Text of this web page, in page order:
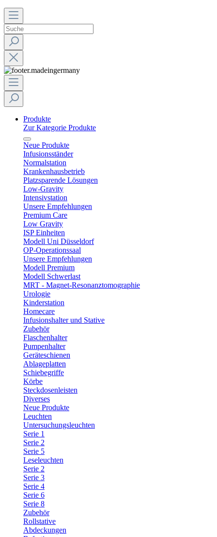
Produkte
Zur Kategorie Produkte
Neue Produkte
Infusionsständer
Normalstation
Krankenhausbetrieb
Platzsparende Lösungen
Low-Gravity
Intensivstation
Unsere Empfehlungen
Premium Care
Low Gravity
ISP Einheiten
Modell Uni Düsseldorf
OP-Operationssaal
Unsere Empfehlungen
Modell Premium
Modell Schwerlast
MRT - Magnet-Resonanztomographie
Urologie
Kinderstation
Homecare
Infusionshalter und Stative
Zubehör
Flaschenhalter
Pumpenhalter
Geräteschienen
Ablageplatten
Schiebegriffe
Körbe
Steckdosenleisten
Diverses
Neue Produkte
Leuchten
Untersuchungsleuchten
Serie 1
Serie 2
Serie 5
Leseleuchten
Serie 2
Serie 3
Serie 4
Serie 6
Serie 8
Zubehör
Rollstative
Abdeckungen